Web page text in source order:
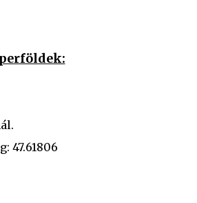
47.61806